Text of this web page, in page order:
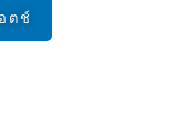
ตช์